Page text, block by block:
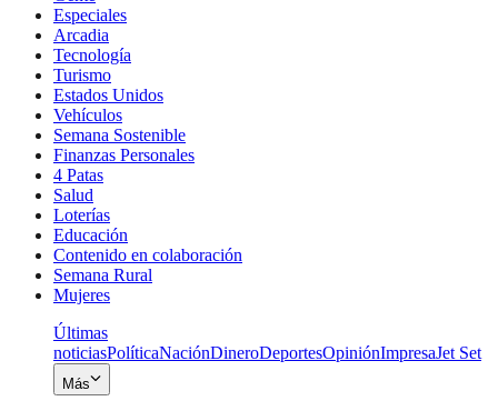
Especiales
Arcadia
Tecnología
Turismo
Estados Unidos
Vehículos
Semana Sostenible
Finanzas Personales
4 Patas
Salud
Loterías
Educación
Contenido en colaboración
Semana Rural
Mujeres
Últimas
noticiasPolíticaNaciónDineroDeportesOpiniónImpresaJet Set
Más